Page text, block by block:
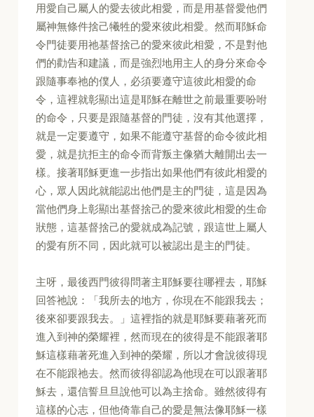
用愛自己屬人的愛去彼此相愛，而是用基督愛他們
屬神無條件捨己犧牲的愛來彼此相愛。然而耶穌命
令門徒要用祂基督捨己的愛來彼此相愛，不是對他
們的勸告和建議，而是強烈地用主人的身分來命令
跟隨事奉祂的僕人，必須要遵守這彼此相愛的命
令，這裡就彰顯出這是耶穌在離世之前最重要吩咐
的命令，只要是跟隨基督的門徒，沒有其他選擇，
就是一定要遵守，如果不能遵守基督的命令彼此相
愛，就是抗拒主的命令而背叛主像猶大離開出去一
樣。接著耶穌更進一步指出如果他們有彼此相愛的
心，眾人因此就能認出他們是主的門徒，這是因為
當他們身上彰顯出基督捨己的愛來彼此相愛的生命
狀態，這基督捨己的愛就成為記號，跟這世上屬人
的愛有所不同，因此就可以被認出是主的門徒。
主呀，最後西門彼得問著主耶穌要往哪裡去，耶穌
回答祂說：「我所去的地方，你現在不能跟我去；
後來卻要跟我去。」這裡指的就是耶穌要藉著死而
進入到神的榮耀裡，然而現在的彼得是不能跟著耶
穌這樣藉著死進入到神的榮耀，所以才會說彼得現
在不能跟祂去。然而彼得卻認為他現在可以跟著耶
穌去，還信誓旦旦說他可以為主捨命。雖然彼得有
這樣的心志，但他倚靠自己的愛是無法像耶穌一樣